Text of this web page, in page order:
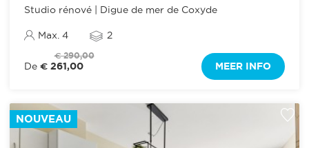
Studio rénové | Digue de mer de Coxyde
Max. 4 2
€ 290,00
De € 261,00 MEER INFO
NOUVEAU